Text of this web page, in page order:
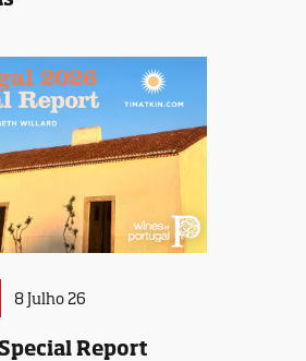
8 Julho 26
Report